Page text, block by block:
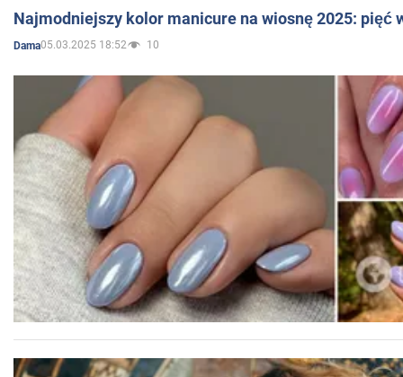
Najmodniejszy kolor manicure na wiosnę 2025: pięć
Dama05.03.2025 18:52 10